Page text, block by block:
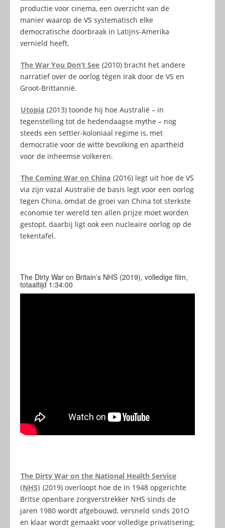
productie voor cinema, een overzicht van de
manier waarop de VS systematisch elke
democratische doorbraak in Latijns-Amerika
vernield heeft.
The War You Don’t See (2010) bracht het andere
narratief over de oorlog tégen Irak door de VS en
Groot-Brittannië.
Utopia (2013) toonde hij hoe Australië – in
tegenstelling tot de hedendaagse mythe – nog
steeds een settler-koloniaal regime is, met
democratie voor de witte bevolking en apartheid
voor de inheemse volkeren.
The Coming War on China (2016) legt uit hoe de VS
via zijn vazal Australië de basis legt voor een oorlog
tegen China, omdat de groei van China tot sterkste
economie ter wereld ten allen prijze moet worden
gestopt, daarbij ligt ook een nucleaire oorlog op de
tekentafel.
The Dirty War on Britain’s NHS (2019), volledige film,
totaaltijd 1:34:00
The Dirty War on the National Health Service
(NHS) (2019) overloopt hoe de in 1948 opgerichte
Britse openbare zorgverstrekker NHS sinds de
jaren 1980 wordt afgebouwd, versneld sinds 201O
en klaar wordt gemaakt voor volledige privatisering;